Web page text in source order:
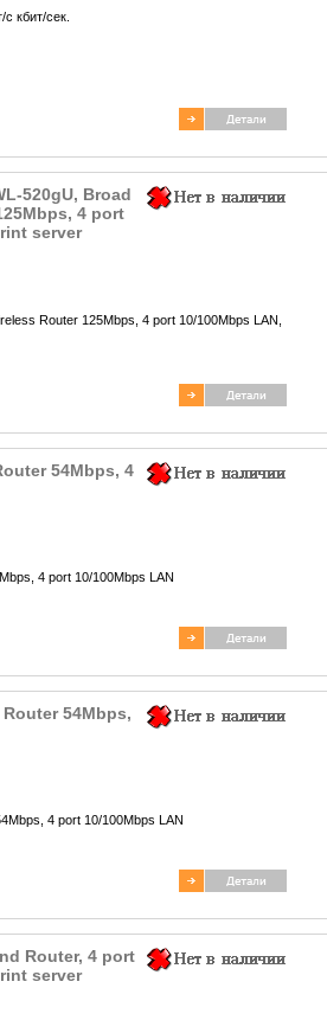
кбит/сек.
520gU, Broad
4 port
server
Router 125Mbps, 4 port 10/100Mbps LAN,
54Mbps, 4
4 port 10/100Mbps LAN
54Mbps,
4 port 10/100Mbps LAN
Router, 4 port
server